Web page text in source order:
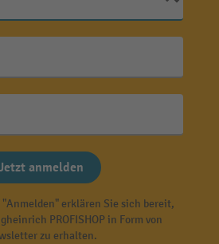
anmelden
erklären Sie sich bereit,
PROFISHOP in Form von
zu erhalten.